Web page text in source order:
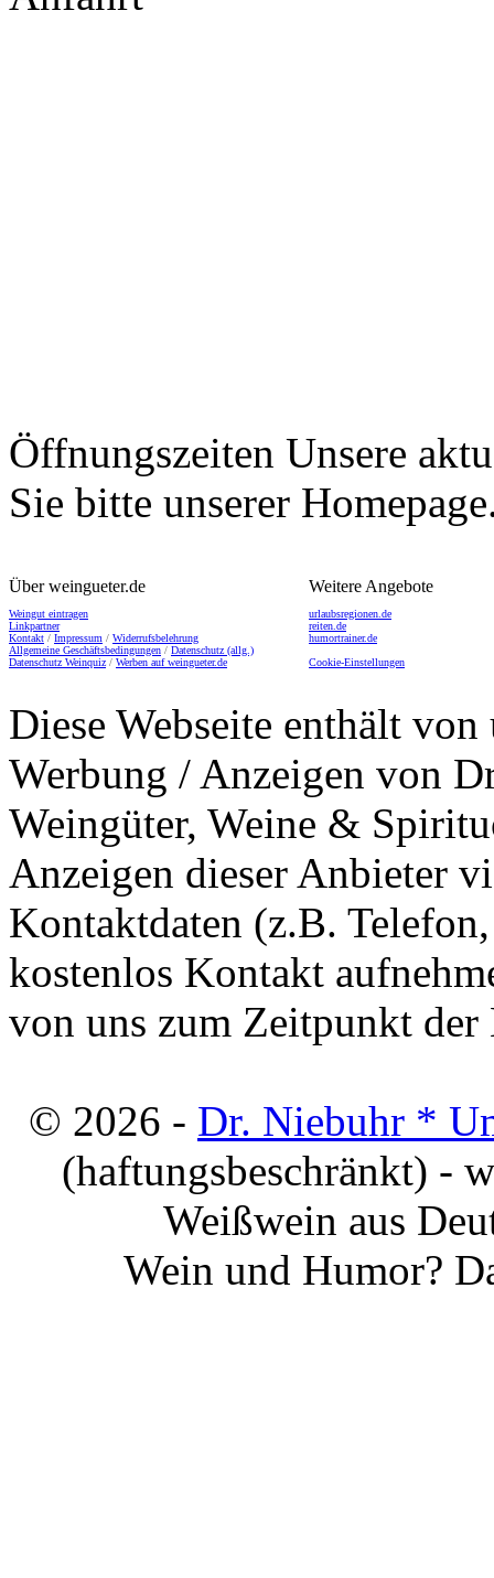
Öffnungszeiten Unsere
Sie bitte unserer
Über weingueter.de
Weingut eintragen
Linkpartner
Kontakt / Impressum / Widerrufsbelehrung
Allgemeine Geschäftsbedingungen / Datenschutz (allg.)
Datenschutz Weinquiz / Werben auf weingueter.de
Weitere Angebote
urlaubsregionen.de
reiten.de
humortrainer.de
Cookie-Einstellungen
Diese Webseite enthält
Werbung / Anzeigen von
Weingüter, Weine &
Anzeigen dieser Anbieter
Kontaktdaten (z.B.
kostenlos Kontakt
von uns zum Zeitpunkt
© 2026 - Dr. Niebuhr *
(haftungsbeschränkt) -
Weißwein aus
Wein und Humor?